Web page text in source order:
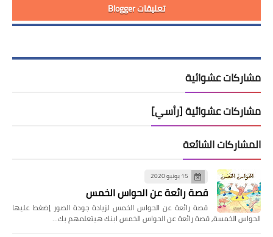
تعليقات Blogger
مشاركات عشوائية
مشاركات عشوائية [رأسي]
المشاركات الشائعة
15 يونيو 2020
قصة رائعة عن الحواس الخمس
قصة رائعة عن الحواس الخمس لزيادة جودة الصور إضغط عليها
الحواس الخمسة, قصة رائعة عن الحواس الخمس ابنك هيتعلمهم بك…